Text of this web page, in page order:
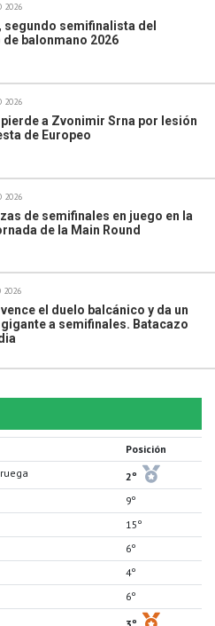
2026
segundo semifinalista del
de balonmano 2026
2026
a Zvonimir Srna por lesión
de Europeo
2026
de semifinales en juego en la
de la Main Round
2026
el duelo balcánico y da un
a semifinales. Batacazo
Posición
2º
9º
15º
6º
4º
6º